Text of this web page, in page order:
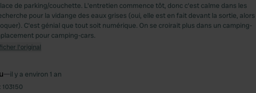
de parking/couchette. L'entretien commence tôt, donc c'est calme dans les
pour la vidange des eaux grises (oui, elle est en fait devant la sortie, alors
C'est génial que tout soit numérique. On se croirait plus dans un camping-
pour camping-cars.
l'original
—il y a environ 1 an
103150